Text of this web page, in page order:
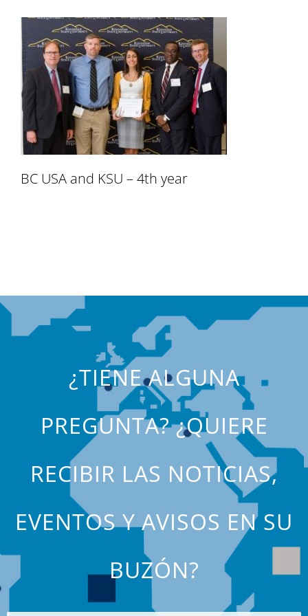
BC USA and KSU – 4th year
¿TIENE ALGUNA
PREGUNTA? ¿QUIERE
RECIBIR LAS NOTICIAS,
EVENTOS Y AVISOS EN SU
BUZÓN?